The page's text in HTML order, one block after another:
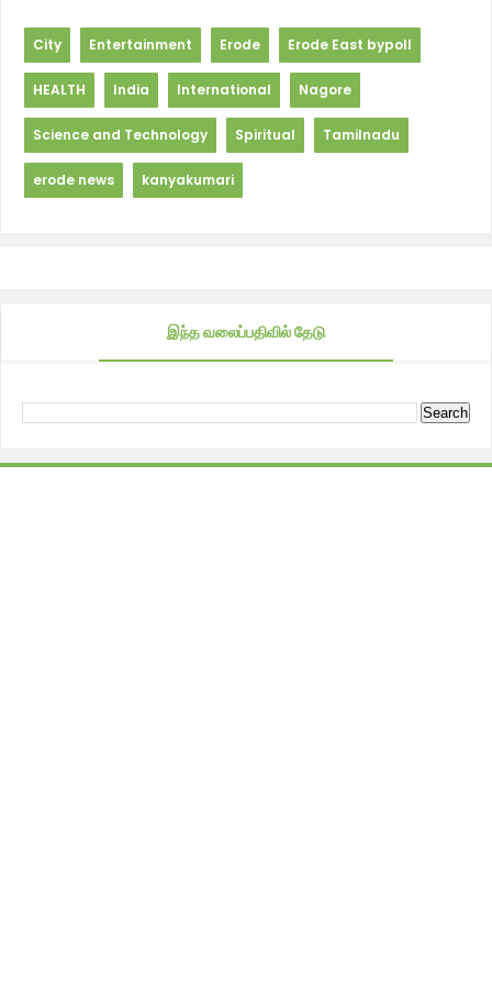
City Entertainment Erode Erode East bypoll
HEALTH India International Nagore
Science and Technology Spiritual Tamilnadu
erode news kanyakumari
இந்த வலைப்பதிவில் தேடு